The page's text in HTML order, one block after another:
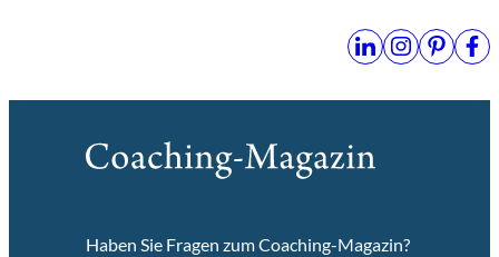
Haben Sie Fragen zum Coaching-Magazin?